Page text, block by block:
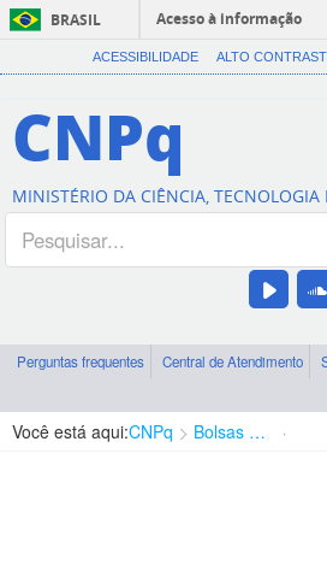
BRASIL
Acesso à informação
ACESSIBILIDADE ALTO
CNPq
MINISTÉRIO DA CIÊNCIA, TECNOLOGIA
Perguntas frequentes Central de Atendimento
Você está aqui:CNPq Bolsas e Auxílios Vigentes